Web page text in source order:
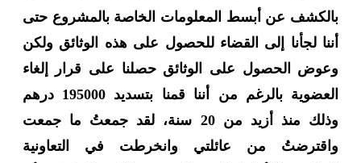
بالكشف عن أبسط المعلومات الخاصة بالمشروع حتى
أننا لجأنا إلى القضاء للحصول على هذه الوثائق ولكن
وعوض الحصول على الوثائق حصلنا على قرار إلغاء
العضوية بالرغم من أننا قمنا بتسديد 195000 درهم
وذلك منذ أزيد من20 سنة، لقد جمعتُ ما جمعت
واقترضتُ من عائلتي وانخرطت في التعاونية